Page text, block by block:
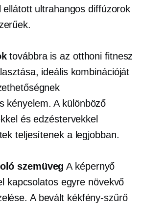
ellátott ultrahangos diffúzorok
továbbra is az otthoni fitnesz
ideális kombinációját
kényelem. A különböző
és edzéstervekkel
teljesítenek a legjobban.
szemüveg A képernyő
kapcsolatos egyre növekvő
A bevált kékfény-szűrő